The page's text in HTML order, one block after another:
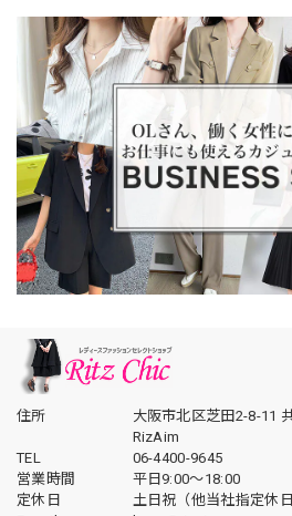
住所
大阪市北区芝田2-8-11
RizAim
TEL
06-4400-9645
営業時間
平日9:00～18:00
定休日
土日祝（他当社指定休日